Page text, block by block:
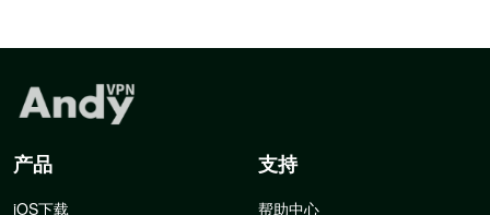
产品
iOS下载
支持
帮助中心